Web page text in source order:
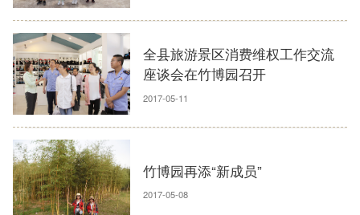
全县旅游景区消费维权工作交流
座谈会在竹博园召开
2017-05-11
竹博园再添“新成员”
2017-05-08